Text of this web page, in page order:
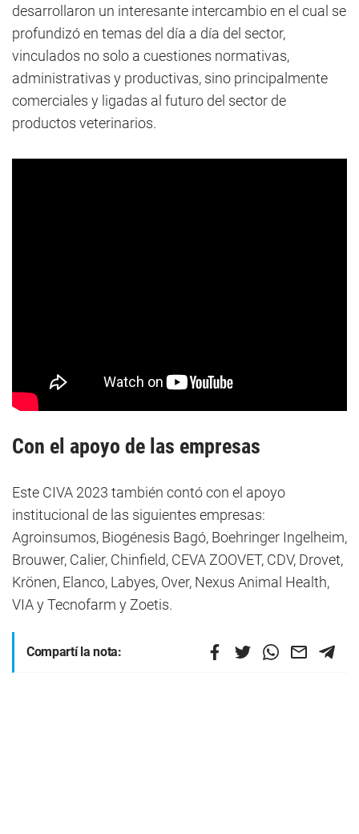
desarrollaron un interesante intercambio en el cual se
profundizó en temas del día a día del sector,
vinculados no solo a cuestiones normativas,
administrativas y productivas, sino principalmente
comerciales y ligadas al futuro del sector de
productos veterinarios.
Con el apoyo de las empresas
Este CIVA 2023 también contó con el apoyo
institucional de las siguientes empresas:
Agroinsumos, Biogénesis Bagó, Boehringer Ingelheim,
Brouwer, Calier, Chinfield, CEVA ZOOVET, CDV, Drovet,
Krönen, Elanco, Labyes, Over, Nexus Animal Health,
VIA y Tecnofarm y Zoetis.
Compartí la nota: